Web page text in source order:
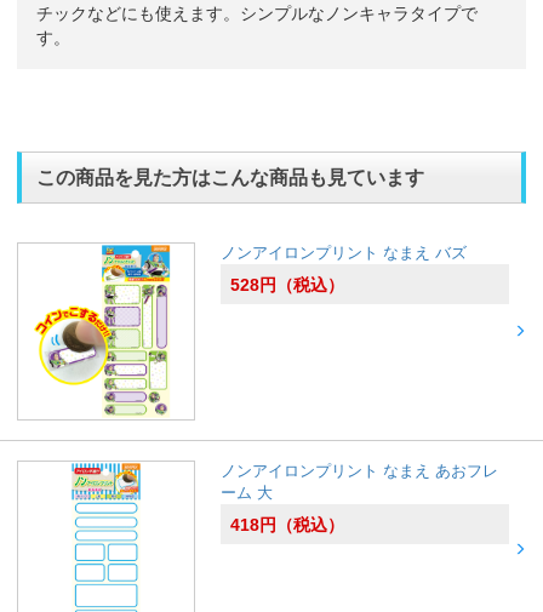
チックなどにも使えます。シンプルなノンキャラタイプで
す。
この商品を見た方はこんな商品も見ています
ノンアイロンプリント なまえ バズ
528円 （税込）
ノンアイロンプリント なまえ あおフレ
ーム 大
418円 （税込）